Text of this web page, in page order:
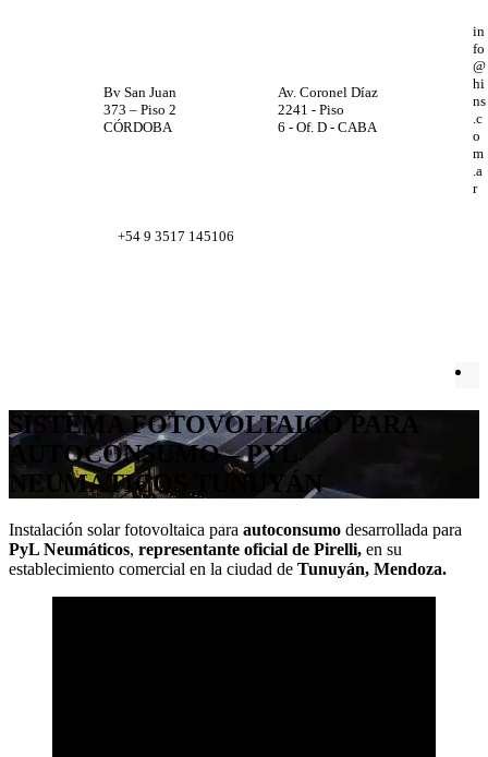
Bv San Juan
373 – Piso 2
CÓRDOBA
Av. Coronel Díaz
2241 - Piso
6 - Of. D - CABA
in
fo
@
hi
ns
.c
o
m
.a
r
+54 9 3517 145106
SISTEMA FOTOVOLTAICO PARA
AUTOCONSUMO – PYL
NEUMÁTICOS TUNUYÁN
Instalación solar fotovoltaica para autoconsumo desarrollada para
PyL Neumáticos, representante oficial de Pirelli, en su
establecimiento comercial en la ciudad de Tunuyán, Mendoza.